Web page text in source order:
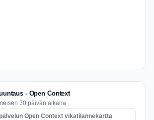
- Open Context
30 päivän aikana
Open Context vikatilannekartta